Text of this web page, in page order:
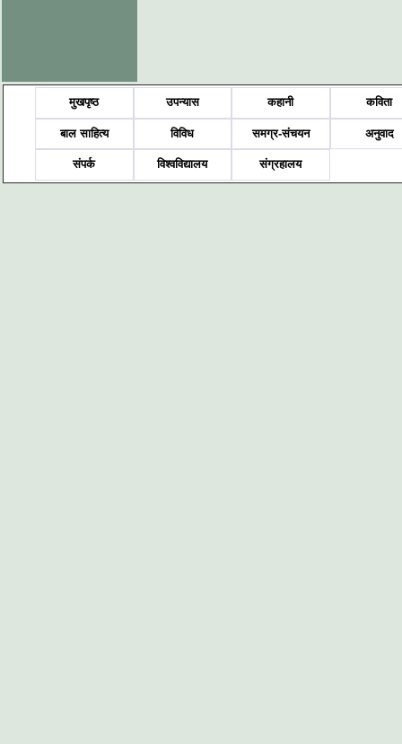
मुखपृष्ठ उपन्यास कहानी कविता
बाल साहित्य विविध समग्र-संचयन अनुवाद
संपर्क विश्वविद्यालय संग्रहालय